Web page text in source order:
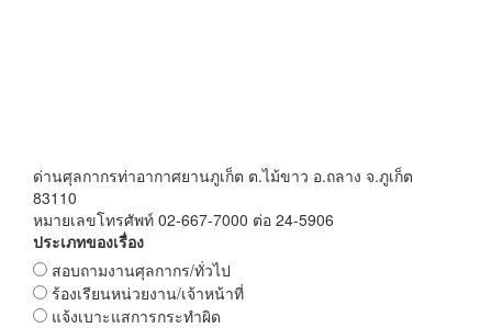
ด่านศุลกากรท่าอากาศยานภูเก็ต ต.ไม้ขาว อ.ถลาง จ.ภูเก็ต
83110
หมายเลขโทรศัพท์ 02-667-7000 ต่อ 24-5906
ประเภทของเรื่อง
สอบถามงานศุลกากร/ทั่วไป
ร้องเรียนหน่วยงาน/เจ้าหน้าที่
แจ้งเบาะแสการกระทำผิด